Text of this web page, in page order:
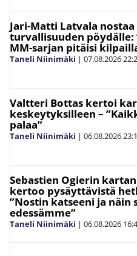
Jari-Matti Latvala nostaa
turvallisuuden pöydälle:
MM-sarjan pitäisi
Taneli Niinimäki | 07.08.2026
Valtteri Bottas kertoi
keskeytyksilleen –
palaa”
Taneli Niinimäki | 06.08.2026
Sebastien Ogierin
kertoo pysäyttävistä
”Nostin katseeni ja näin
edessämme”
Taneli Niinimäki | 06.08.2026